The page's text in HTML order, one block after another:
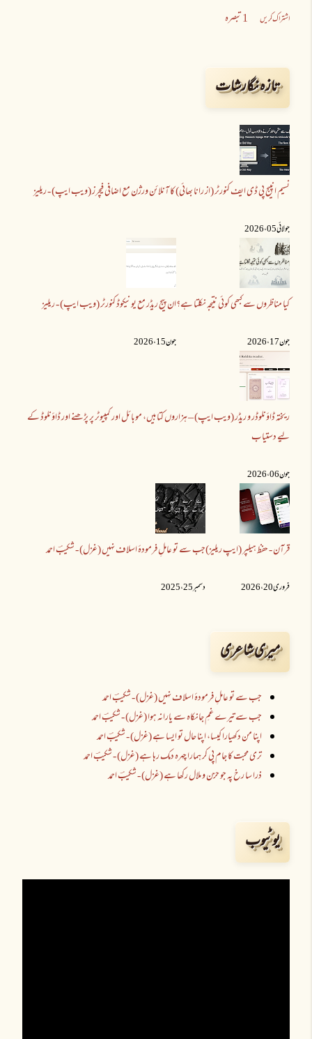
اشتراک کریں 1 تبصرہ
تازہ نگارشات
نسیم انپیج پی ڈی ایف کنورٹر (از رانا بھائی) کا آنلائن ورژن مع اضافی فیچرز (ویب ایپ) - ریلیز
جولائی 05 ،2026
کیا مناظروں سے کبھی کوئی نتیجہ نکلتا ہے؟
جون 17 ،2026
ان پیج ریڈر مع یونیکوڈ کنورٹر (ویب ایپ) - ریلیز
جون 15 ،2026
ریختہ ڈاؤنلوڈر و ریڈر (ویب ایپ) – ہزاروں کتابیں، موبائل اور کمپیوٹر پر پڑھنے اور ڈاؤنلوڈ کے
لیے دستیاب
جون 06 ،2026
قرآن - حفظ ہیلپر (ایپ ریلیز)
فروری 20 ،2026
جب سے تو عاملِ فرمودۂ اسلاف نہیں (غزل) - شکیبؔ احمد
دسمبر 25 ،2025
میری شاعری
جب سے تو عاملِ فرمودۂ اسلاف نہیں (غزل) - شکیبؔ احمد
جب سے تیرے غمِ جانکاہ سے یارانہ ہوا (غزل) - شکیبؔ احمد
اپنا من دکھیارا کیسا، اپنا حال تو ایسا ہے (غزل) - شکیبؔ احمد
تری محبت کا جام پی کر ہمارا چہرہ دمک رہا ہے (غزل) - شکیبؔ احمد
ذرا سا رخ پہ جو حزن و ملال رکھا ہے (غزل) - شکیبؔ احمد
یوٹیوب